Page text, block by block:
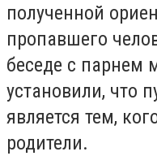
полученной
пропавшего
беседе с парнем
установили, что
является тем,
родители.